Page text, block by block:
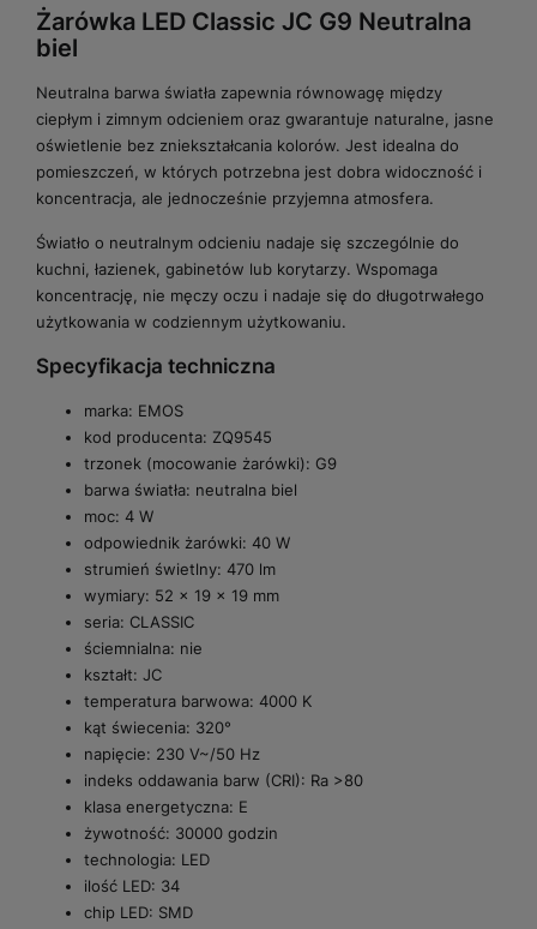
Żarówka LED Classic JC G9 Neutralna
biel
Neutralna barwa światła zapewnia równowagę między
ciepłym i zimnym odcieniem oraz gwarantuje naturalne, jasne
oświetlenie bez zniekształcania kolorów. Jest idealna do
pomieszczeń, w których potrzebna jest dobra widoczność i
koncentracja, ale jednocześnie przyjemna atmosfera.
Światło o neutralnym odcieniu nadaje się szczególnie do
kuchni, łazienek, gabinetów lub korytarzy. Wspomaga
koncentrację, nie męczy oczu i nadaje się do długotrwałego
użytkowania w codziennym użytkowaniu.
Specyfikacja techniczna
marka: EMOS
kod producenta: ZQ9545
trzonek (mocowanie żarówki): G9
barwa światła: neutralna biel
moc: 4 W
odpowiednik żarówki: 40 W
strumień świetlny: 470 lm
wymiary: 52 × 19 × 19 mm
seria: CLASSIC
ściemnialna: nie
kształt: JC
temperatura barwowa: 4000 K
kąt świecenia: 320°
napięcie: 230 V~/50 Hz
indeks oddawania barw (CRI): Ra >80
klasa energetyczna: E
żywotność: 30000 godzin
technologia: LED
ilość LED: 34
chip LED: SMD